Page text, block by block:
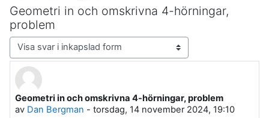
Geometri in och omskrivna 4-hörningar,
problem
Visningsläge
Geometri in och omskrivna 4-hörningar, problem
av Dan Bergman - torsdag, 14 november 2024, 19:10
Antal svar: 1